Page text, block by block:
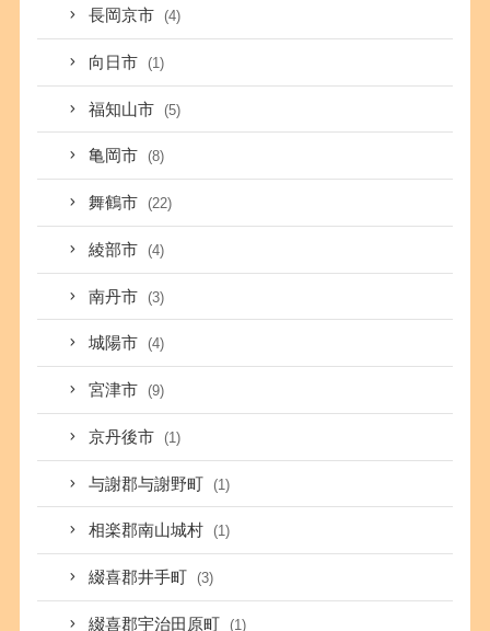
長岡京市 (4)
向日市 (1)
福知山市 (5)
亀岡市 (8)
舞鶴市 (22)
綾部市 (4)
南丹市 (3)
城陽市 (4)
宮津市 (9)
京丹後市 (1)
与謝郡与謝野町 (1)
相楽郡南山城村 (1)
綴喜郡井手町 (3)
綴喜郡宇治田原町 (1)